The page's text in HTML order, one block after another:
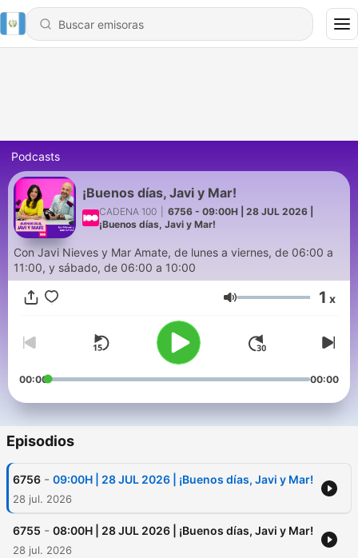
Podcasts
¡Buenos días, Javi y Mar!
CADENA 100
6756 - 09:00H | 28 JUL 2026 |
¡Buenos días, Javi y Mar!
Con Javi Nieves y Mar Amate, de lunes a viernes, de 06:00 a
11:00, y sábado, de 06:00 a 10:00
Volumen 1 x
00:00 00:00
Episodios
6756 - 09:00H | 28 JUL 2026 | ¡Buenos días, Javi y Mar!
28 jul. 2026
6755 - 08:00H | 28 JUL 2026 | ¡Buenos días, Javi y Mar!
28 jul. 2026